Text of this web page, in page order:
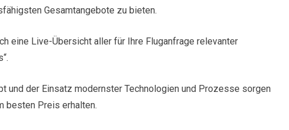
Gesamtangebote zu bieten.
eine Live-Übersicht aller für Ihre Fluganfrage relevanter
und der Einsatz modernster Technologien und Prozesse sorgen
besten Preis erhalten.